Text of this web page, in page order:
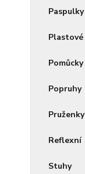
Paspulky
Popruhy
Pruženky
Reflexní
Stuhy